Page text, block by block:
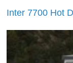
Inter 7700 Hot